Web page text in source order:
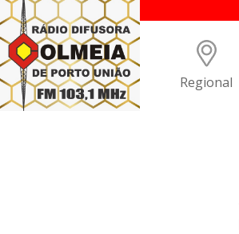
Regional